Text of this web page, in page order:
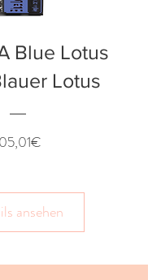
Blue Lotus
Lotus
ansehen